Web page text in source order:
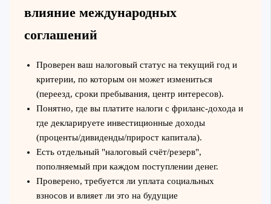
влияние международных
соглашений
Проверен ваш налоговый статус на текущий год и
критерии, по которым он может измениться
(переезд, сроки пребывания, центр интересов).
Понятно, где вы платите налоги с фриланс‑дохода и
где декларируете инвестиционные доходы
(проценты/дивиденды/прирост капитала).
Есть отдельный "налоговый счёт/резерв",
пополняемый при каждом поступлении денег.
Проверено, требуется ли уплата социальных
взносов и влияет ли это на будущие